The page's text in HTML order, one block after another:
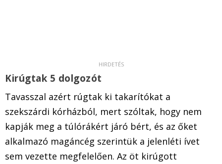
Kirúgtak 5 dolgozót
Tavasszal azért rúgtak ki takarítókat a
szekszárdi kórházból, mert szóltak, hogy nem
kapják meg a túlórákért járó bért, és az őket
alkalmazó magáncég szerintük a jelenléti ívet
sem vezette megfelelően. Az öt kirúgott